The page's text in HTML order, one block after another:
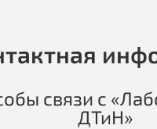
связи с
ДТиН»